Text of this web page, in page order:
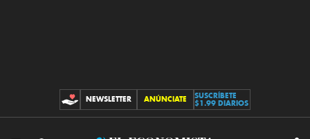
CONTRIBUCIONES
NEWSLETTER ANÚNCIATE
SUSCRÍBETE
$1.99 DIARIOS